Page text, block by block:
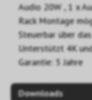
Audio 20W , 1 x
Rack Montage
Steuerbar über
Unterstützt 4K
Garantie: 5 Jahre
Downloads